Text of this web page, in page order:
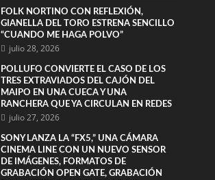
FOLK NORTINO CON REFLEXIÓN,
GIANELLA DEL TORO ESTRENA SENCILLO
“CUANDO ME HAGA POLVO”
julio 28, 2026
POLLUFO CONVIERTE EL CASO DE LOS
TRES EXTRAVIADOS DEL CAJÓN DEL
MAIPO EN UNA CUECA Y UNA
RANCHERA QUE YA CIRCULAN EN REDES
julio 27, 2026
SONY LANZA LA “FX5,” UNA CÁMARA
CINEMA LINE CON UN NUEVO SENSOR
DE IMÁGENES, FORMATOS DE
GRABACIÓN OPEN GATE, GRABACIÓN